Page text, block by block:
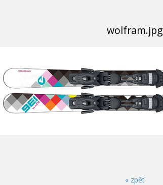
wolfram.jpg
« zpět